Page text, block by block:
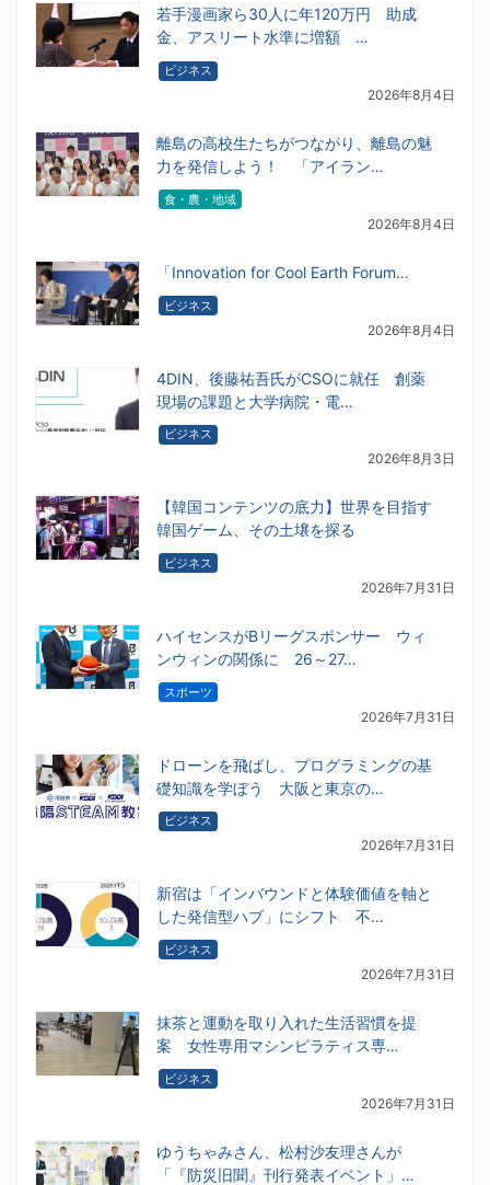
若手漫画家ら30人に年120万円 助成
金、アスリート水準に増額 …
ビジネス
2026年8月4日
離島の高校生たちがつながり、離島の魅
力を発信しよう！ 「アイラン…
食・農・地域
2026年8月4日
「Innovation for Cool Earth Forum…
ビジネス
2026年8月4日
4DIN、後藤祐吾氏がCSOに就任 創薬
現場の課題と大学病院・電…
ビジネス
2026年8月3日
【韓国コンテンツの底力】世界を目指す
韓国ゲーム、その土壌を探る
ビジネス
2026年7月31日
ハイセンスがBリーグスポンサー ウィ
ンウィンの関係に 26～27…
スポーツ
2026年7月31日
ドローンを飛ばし、プログラミングの基
礎知識を学ぼう 大阪と東京の…
ビジネス
2026年7月31日
新宿は「インバウンドと体験価値を軸と
した発信型ハブ」にシフト 不…
ビジネス
2026年7月31日
抹茶と運動を取り入れた生活習慣を提
案 女性専用マシンピラティス専…
ビジネス
2026年7月31日
ゆうちゃみさん、松村沙友理さんが
「『防災旧聞』刊行発表イベント」…